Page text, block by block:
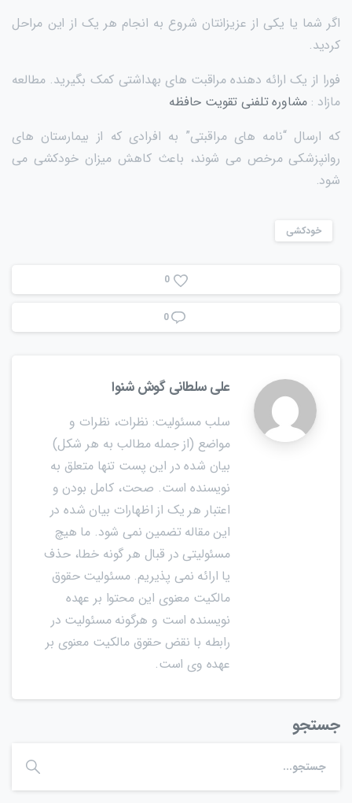
اگر شما یا یکی از عزیزانتان شروع به انجام هر یک از این مراحل
کردید.
فورا از یک ارائه دهنده مراقبت های بهداشتی کمک بگیرید. مطالعه
مازاد : مشاوره تلفنی تقویت حافظه
که ارسال “نامه های مراقبتی” به افرادی که از بیمارستان های
روانپزشکی مرخص می شوند، باعث کاهش میزان خودکشی می
شود.
خودکشی
0
0
علی سلطانی گوش شنوا
سلب مسئولیت: نظرات، نظرات و
مواضع (از جمله مطالب به هر شکل)
بیان شده در این پست تنها متعلق به
نویسنده است. صحت، کامل بودن و
اعتبار هر یک از اظهارات بیان شده در
این مقاله تضمین نمی شود. ما هیچ
مسئولیتی در قبال هر گونه خطا، حذف
یا ارائه نمی پذیریم. مسئولیت حقوق
مالکیت معنوی این محتوا بر عهده
نویسنده است و هرگونه مسئولیت در
رابطه با نقض حقوق مالکیت معنوی بر
عهده وی است.
جستجو